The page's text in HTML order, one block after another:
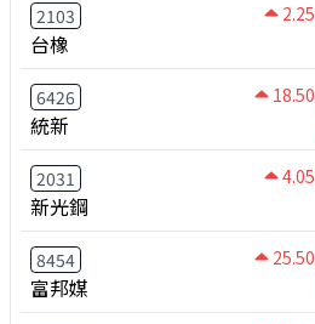
2103 2.25
台橡
6426 18.50
統新
2031 4.05
新光鋼
8454 25.50
富邦媒